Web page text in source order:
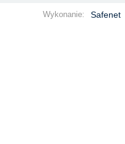
Wykonanie: Safenet